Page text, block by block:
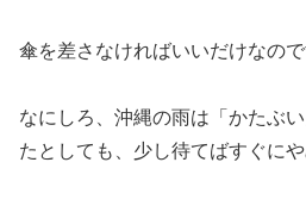
傘を差さなければいいだけなので
なにしろ、沖縄の雨は「かたぶ
たとしても、少し待てばすぐにや